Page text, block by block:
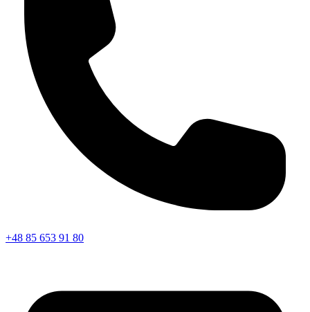
+48 85 653 91 80